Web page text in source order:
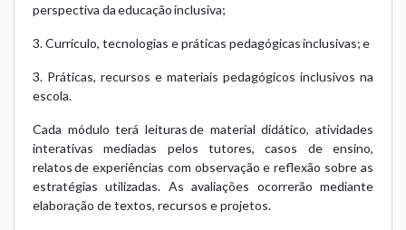
perspectiva da educação inclusiva;
3. Currículo, tecnologias e práticas pedagógicas inclusivas; e
3. Práticas, recursos e materiais pedagógicos inclusivos na
escola.
Cada módulo terá leituras de material didático, atividades
interativas mediadas pelos tutores, casos de ensino,
relatos de experiências com observação e reflexão sobre as
estratégias utilizadas. As avaliações ocorrerão mediante
elaboração de textos, recursos e projetos.